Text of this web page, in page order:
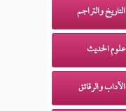
التاريخ والتراجم
علوم الحديث
الآداب والرقائق